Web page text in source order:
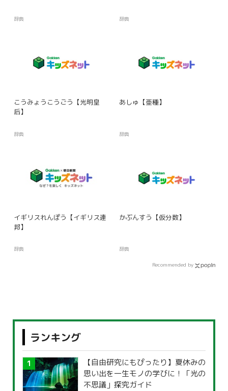
辞典 辞典
こうみょうこうごう【光明皇
后】
辞典
あしゅ【亜種】
辞典
イギリスれんぽう【イギリス連
邦】
辞典
かぶんすう【仮分数】
辞典
Recommended by
ランキング
【自由研究にもぴったり】夏休みの
思い出を一生モノの学びに！「光の
不思議」探究ガイド